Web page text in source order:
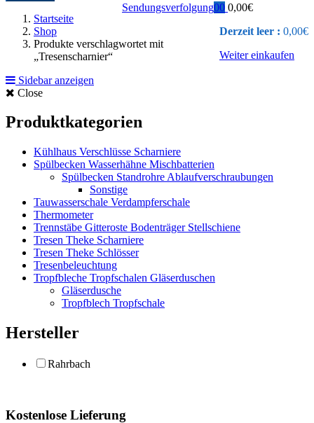
0 0,00€
Derzeit leer : 0,00€
Weiter einkaufen
0
Sendungsverfolgung
Startseite
Shop
Produkte verschlagwortet mit
„Tresenscharnier“
Sidebar anzeigen
Close
Produktkategorien
Kühlhaus Verschlüsse Scharniere
Spülbecken Wasserhähne Mischbatterien
Spülbecken Standrohre Ablaufverschraubungen
Sonstige
Tauwasserschale Verdampferschale
Thermometer
Trennstäbe Gitteroste Bodenträger Stellschiene
Tresen Theke Scharniere
Tresen Theke Schlösser
Tresenbeleuchtung
Tropfbleche Tropfschalen Gläserduschen
Gläserdusche
Tropfblech Tropfschale
Hersteller
Rahrbach
Kostenlose Lieferung